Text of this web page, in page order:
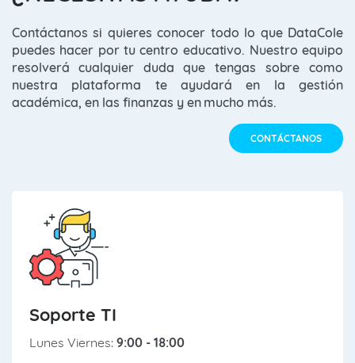
Contáctanos si quieres conocer todo lo que DataCole
puedes hacer por tu centro educativo. Nuestro equipo
resolverá cualquier duda que tengas sobre como
nuestra plataforma te ayudará en la gestión
académica, en las finanzas y en mucho más.
CONTÁCTANOS
Soporte TI
Lunes Viernes: 9:00 - 18:00